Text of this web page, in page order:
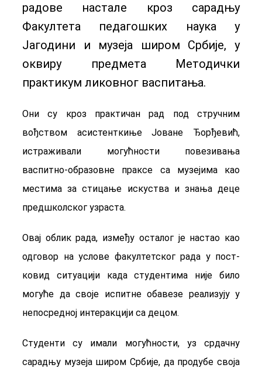
радове настале кроз сарадњу
Факултета педагошких наука у
Јагодини и музеја широм Србије, у
оквиру предмета Методички
практикум ликовног васпитања.
Они су кроз практичан рад под стручним
вођством асистенткиње Јоване Ђорђевић,
истраживали могућности повезивања
васпитно-образовне праксе са музејима као
местима за стицање искуства и знања деце
предшколског узраста.
Овај облик рада, између осталог је настао као
одговор на услове факултетског рада у пост-
ковид ситуацији када студентима није било
могуће да своје испитне обавезе реализују у
непосредној интеракцији са децом.
Студенти су имали могућности, уз срдачну
сарадњу музеја широм Србије, да продубе своја